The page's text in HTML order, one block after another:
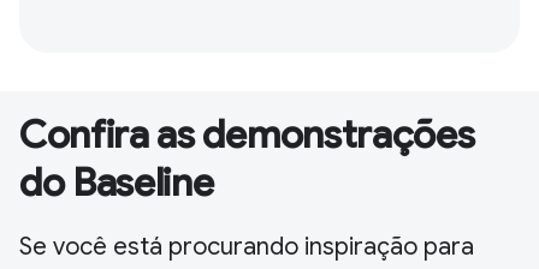
Confira as demonstrações
do Baseline
Se você está procurando inspiração para